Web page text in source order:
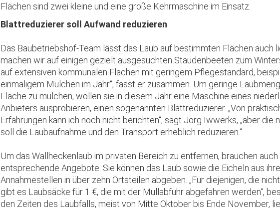
Flächen sind zwei kleine und eine große Kehrmaschine im Einsatz.
Blattreduzierer soll Aufwand reduzieren
Das Baubetriebshof-Team lässt das Laub auf bestimmten Flächen auch
machen wir auf einigen gezielt ausgesuchten Staudenbeeten zum
auf extensiven kommunalen Flächen mit geringem Pflegestandard,
einmaligem Mulchen im Jahr“, fasst er zusammen. Um geringe
Fläche zu mulchen, wollen sie in diesem Jahr eine Maschine eines
Anbieters ausprobieren, einen sogenannten Blattreduzierer. „Von
Erfahrungen kann ich noch nicht berichten“, sagt Jörg Iwwerks, „aber die
soll die Laubaufnahme und den Transport erheblich reduzieren.“
Um das Wallheckenlaub im privaten Bereich zu entfernen, brauchen
entsprechende Angebote. Sie können das Laub sowie die Eicheln aus
Annahmestellen in über zehn Ortsteilen abgeben. „Für diejenigen, die
gibt es Laubsäcke für 1 €, die mit der Müllabfuhr abgefahren werden“,
den Zeiten des Laubfalls, meist von Mitte Oktober bis Ende November,